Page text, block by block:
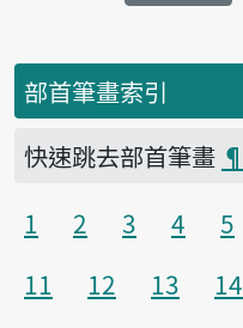
部首筆畫索引
快速跳去部首筆畫 ¶
1
2 3 4 5
11
12 13 14